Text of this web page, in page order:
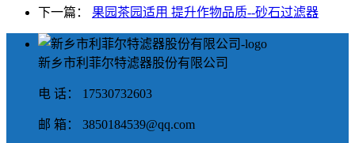
下一篇： 果园茶园适用 提升作物品质--砂石过滤器
新乡市利菲尔特滤器股份有限公司
电 话： 17530732603
邮 箱： 3850184539@qq.com